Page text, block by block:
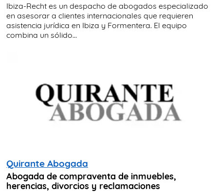
Ibiza-Recht es un despacho de abogados especializado
en asesorar a clientes internacionales que requieren
asistencia jurídica en Ibiza y Formentera. El equipo
combina un sólido...
Quirante Abogada
Abogada de compraventa de inmuebles,
herencias, divorcios y reclamaciones